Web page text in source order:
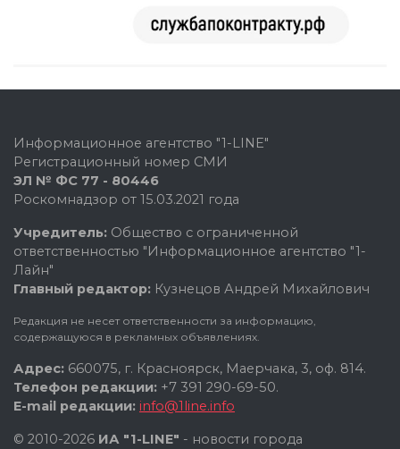
Информационное агентство "1-LINE"
Регистрационный номер СМИ
ЭЛ № ФС 77 - 80446
Роскомнадзор от 15.03.2021 года
Учредитель: Общество с ограниченной
ответственностью "Информационное агентство "1-
Лайн"
Главный редактор: Кузнецов Андрей Михайлович
Редакция не несет ответственности за информацию,
содержащуюся в рекламных объявлениях.
Адрес: 660075, г. Красноярск, Маерчака, 3, оф. 814.
Телефон редакции: +7 391 290-69-50.
E-mail редакции: info@1line.info
© 2010-2026 ИА "1-LINE" - новости города